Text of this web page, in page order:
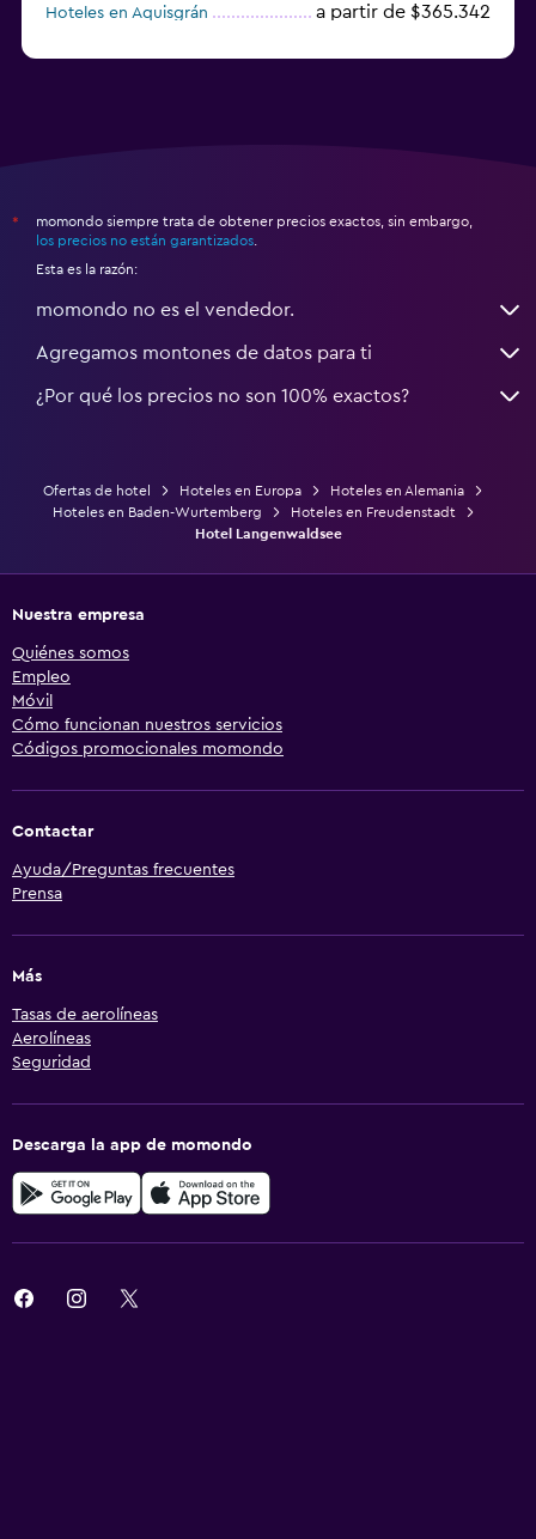
Hoteles en Aquisgrán
a partir de $365.342
*
momondo siempre trata de obtener precios exactos, sin embargo,
los precios no están garantizados
Esta es la razón:
momondo no es el vendedor.
Agregamos montones de datos para ti
¿Por qué los precios no son 100% exactos?
Ofertas de hotel Hoteles en Europa
Hoteles en Alemania
Hoteles en Baden-Wurtemberg
Hoteles en Freudenstadt
Hotel Langenwaldsee
Nuestra empresa
Quiénes somos
Empleo
Móvil
Cómo funcionan nuestros servicios
Códigos promocionales momondo
Contactar
Ayuda/Preguntas frecuentes
Prensa
Más
Tasas de aerolíneas
Aerolíneas
Seguridad
Descarga la app de momondo